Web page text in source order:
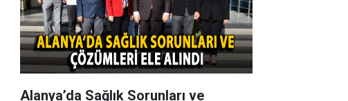
Alanya’da Sağlık Sorunları ve